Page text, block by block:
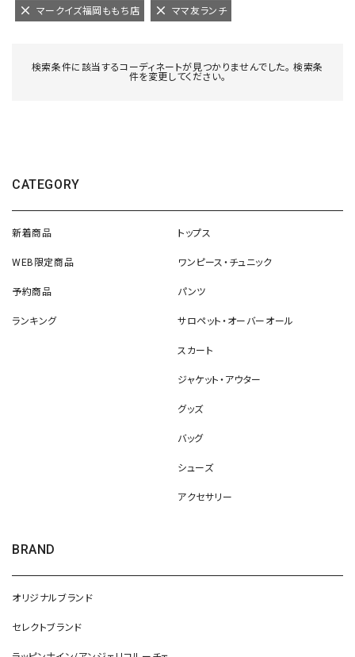
マークイズ福岡ももち店 ママ友ランチ
検索条件に該当するコーディネートが見つかりませんでした。 検索条
件を変更してください。
CATEGORY
新着商品
WEB限定商品
予約商品
ランキング
トップス
ワンピース・チュニック
パンツ
サロペット・オーバーオール
スカート
ジャケット・アウター
グッズ
バッグ
シューズ
アクセサリー
BRAND
オリジナルブランド
セレクトブランド